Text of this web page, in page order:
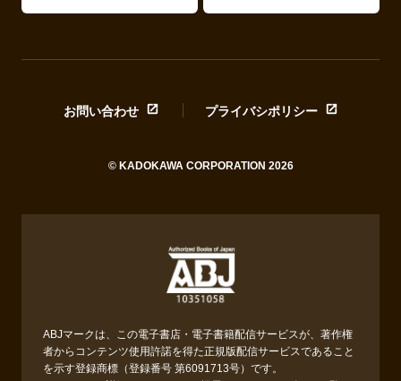
お問い合わせ プライバシポリシー
© KADOKAWA CORPORATION 2026
ABJマークは、この電子書店・電子書籍配信サービスが、著作権
者からコンテンツ使用許諾を得た正規版配信サービスであること
を示す登録商標（登録番号 第6091713号）です。